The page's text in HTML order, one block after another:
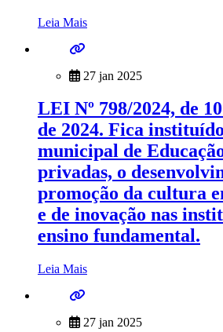
Leia Mais
27 jan 2025
LEI Nº 798/2024, de
de 2024. Fica
municipal de
privadas, o
promoção da cultura
e de inovação nas
ensino fundamental.
Leia Mais
27 jan 2025